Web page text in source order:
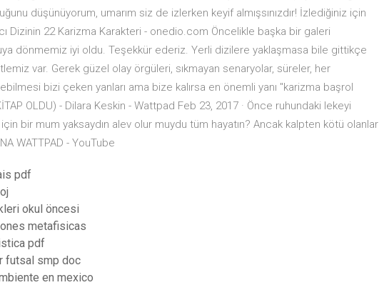
düşünüyorum, umarım siz de izlerken keyif almışsınızdır! İzlediğiniz için
Dizinin 22 Karizma Karakteri - onedio.com Öncelikle başka bir galeri
dönmemiz iyi oldu. Teşekkür ederiz. Yerli dizilere yaklaşmasa bile gittikçe
var. Gerek güzel olay örgüleri, sıkmayan senaryolar, süreler, her
bizi çeken yanları ama bize kalırsa en önemli yanı "karizma başrol
OLDU) - Dilara Keskin - Wattpad Feb 23, 2017 · Önce ruhundaki lekeyi
için bir mum yaksaydın alev olur muydu tüm hayatın? Ancak kalpten kötü olanlar
WATTPAD - YouTube
pdf
okul öncesi
metafisicas
pdf
futsal smp doc
en mexico